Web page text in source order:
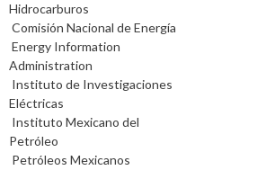
Hidrocarburos
Comisión Nacional de Energía
Energy Information
Administration
Instituto de Investigaciones
Eléctricas
Instituto Mexicano del
Petróleo
Petróleos Mexicanos